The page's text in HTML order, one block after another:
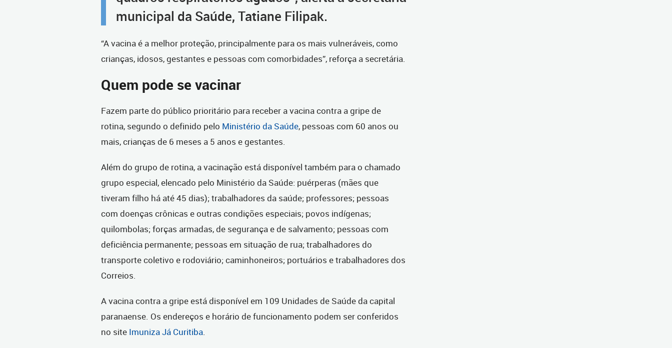
municipal da Saúde, Tatiane Filipak.
“A vacina é a melhor proteção, principalmente para os mais vulneráveis, como
crianças, idosos, gestantes e pessoas com comorbidades”, reforça a secretária.
Quem pode se vacinar
Fazem parte do público prioritário para receber a vacina contra a gripe de
rotina, segundo o definido pelo Ministério da Saúde, pessoas com 60 anos ou
mais, crianças de 6 meses a 5 anos e gestantes.
Além do grupo de rotina, a vacinação está disponível também para o chamado
grupo especial, elencado pelo Ministério da Saúde: puérperas (mães que
tiveram filho há até 45 dias); trabalhadores da saúde; professores; pessoas
com doenças crônicas e outras condições especiais; povos indígenas;
quilombolas; forças armadas, de segurança e de salvamento; pessoas com
deficiência permanente; pessoas em situação de rua; trabalhadores do
transporte coletivo e rodoviário; caminhoneiros; portuários e trabalhadores dos
Correios.
A vacina contra a gripe está disponível em 109 Unidades de Saúde da capital
paranaense. Os endereços e horário de funcionamento podem ser conferidos
no site Imuniza Já Curitiba.